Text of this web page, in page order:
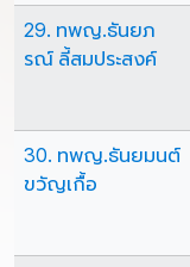
29. ทพญ.ธันยภ
รณ์ ลี้สมประสงค์
30. ทพญ.ธันยมนต์
ขวัญเกื้อ